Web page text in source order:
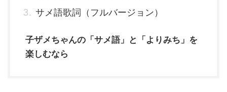
サメ語歌詞（フルバージョン）
子ザメちゃんの「サメ語」と「よりみち」を
楽しむなら